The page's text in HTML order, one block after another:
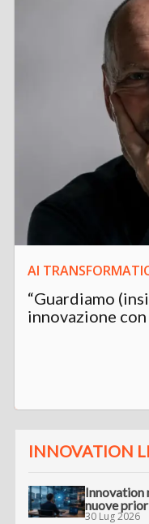
AI
“Guardiamo
innovazione con
INNOVATION
Innovation
nuove
30 Lug 2026